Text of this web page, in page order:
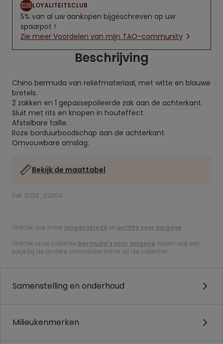
LOYALITEITSCLUB
5% van al uw aankopen bijgeschreven op uw
spaarpot !
Zie meer Voordelen van mijn TAO-community
Beschrijving
Chino bermuda van reliëfmateriaal, met witte en blauwe
bretels.
2 zakken en 1 gepassepoileerde zak aan de achterkant.
Sluit met rits en knopen in houteffect.
Afstelbare taille.
Roze borduurboodschap aan de achterkant.
Omvouwbare omslag.
Bekijk de maattabel
Ref. 31136_02954
.
Ontdek ook meer jongenskledij en outfits voor jongens.
Ontdek onze collectie bermuda's voor jongens. Neem ook een
kijkje bij de andere onmisbare items uit de collectie!
Samenstelling en onderhoud
Milieukenmerken